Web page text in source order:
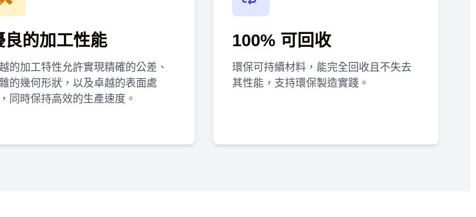
良的加工性能
的加工特性允許實現精確的公差、
的幾何形狀，以及卓越的表面處
同時保持高效的生產速度。
100% 可回收
環保可持續材料，能完全回收且不失去
其性能，支持環保製造實踐。